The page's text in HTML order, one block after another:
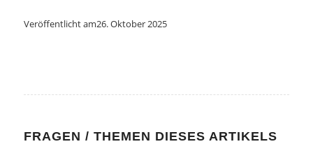
Veröffentlicht am26. Oktober 2025
FRAGEN / THEMEN DIESES ARTIKELS